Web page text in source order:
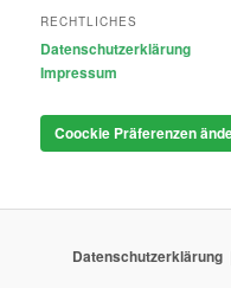
RECHTLICHES
Datenschutzerklärung
Impressum
Coockie Präferenzen
Datenschutzerklärung